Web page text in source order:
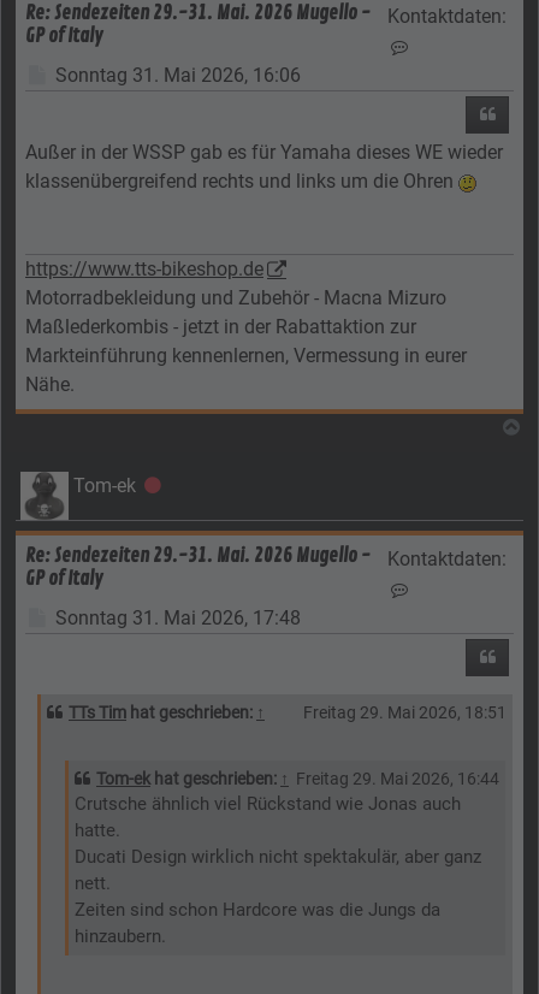
Re: Sendezeiten 29.-31. Mai. 2026 Mugello -
GP of Italy
Kontaktdaten:
Beitrag
Sonntag 31. Mai 2026, 16:06
Außer in der WSSP gab es für Yamaha dieses WE wieder
klassenübergreifend rechts und links um die Ohren
https://www.tts-bikeshop.de
Motorradbekleidung und Zubehör - Macna Mizuro
Maßlederkombis - jetzt in der Rabattaktion zur
Markteinführung kennenlernen, Vermessung in eurer
Nähe.
Tom-ek Offline
Re: Sendezeiten 29.-31. Mai. 2026 Mugello -
GP of Italy
Kontaktdaten:
Beitrag
Sonntag 31. Mai 2026, 17:48
TTs Tim hat geschrieben: ↑ Freitag 29. Mai 2026, 18:51
Tom-ekhat geschrieben: ↑ Freitag 29. Mai 2026, 16:44
Crutsche ähnlich viel Rückstand wie Jonas auch
hatte.
Ducati Design wirklich nicht spektakulär, aber ganz
nett.
Zeiten sind schon Hardcore was die Jungs da
hinzaubern.